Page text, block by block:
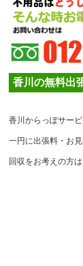
香川の無料出
香川からっぽサー
一円に出張料・お
回収をお考えの方